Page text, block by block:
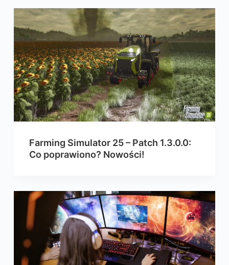
Farming Simulator 25 – Patch 1.3.0.0:
Co poprawiono? Nowości!